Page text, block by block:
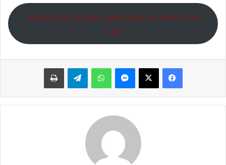
لو انت مبلط من موط تواصل معنا من خلال صفحتنا
هنـا
ماسنجر واتساب تيلقرام طباعة